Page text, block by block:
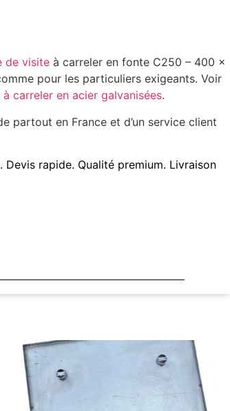
de visiteà carreler en fonte C250 – 400 x
pour les particuliers exigeants. Voir
carreler en acier galvanisées.
partout en France et d’un service client
rapide. Qualité premium. Livraison